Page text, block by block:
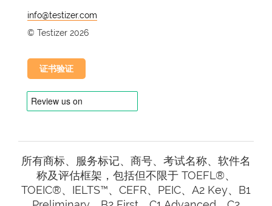
韩语能力测试包括从初级到高级的不同级
口语技能。每个级别都针对特定的语言能
力进行评估。
初级（1-2 级）：
汇和常用表达。学习者可以进行自我
中级（3-4 级）：提高对各种话题的
交流和理解能力。学习者可以进行日
常会话，书写简单的文章，理解基本
文章。
高级（5-6 级）：
能够理解复杂的主
@
© Testizer 2026
证书验证
所有商标、服务标记、商号、考试名称、软件名
称及评估框架，包括但不限于 TOEFL®、
TOEIC®、IELTS™、CEFR、PEIC、A2 Key、B1